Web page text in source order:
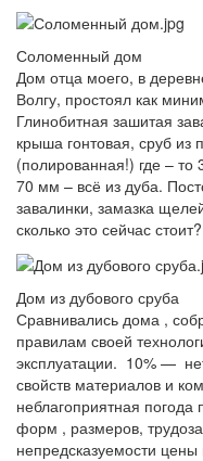
Соломенный дом
Дом отца моего, в
Волгу, простоял как
Глинобитная зашитая
крыша гонтовая, сруб из
(полированная!) где –
70 мм – всё из дуба.
завалинки, замазка
сколько это сейчас
Дом из дубового сруба
Сравнивались дома ,
правилам своей
эксплуатации. 10% —
свойств материалов и
неблагоприятная погода
форм , размеров,
непредсказуемости цены